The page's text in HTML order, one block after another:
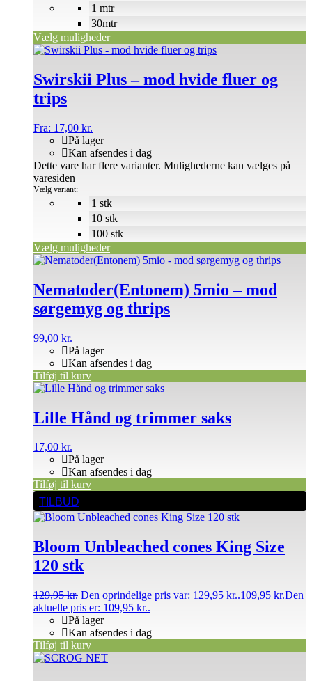
Vælg muligheder
1 mtr
30mtr
Swirskii Plus – mod hvide fluer og
trips
Fra: 17,00 kr.
På lager
Kan afsendes i dag
Vælg variant:
Vælg muligheder
Dette vare har flere varianter. Mulighederne kan vælges på
varesiden
1 stk
10 stk
100 stk
Nematoder(Entonem) 5mio – mod
sørgemyg og thrips
99,00 kr.
På lager
Kan afsendes i dag
Tilføj til kurv
Lille Hånd og trimmer saks
17,00 kr.
På lager
Kan afsendes i dag
Tilføj til kurv
TILBUD
Bloom Unbleached cones King Size
120 stk
129,95kr. Den oprindelige pris var: 129,95 kr..109,95 kr.Den
aktuelle pris er: 109,95 kr..
På lager
Kan afsendes i dag
Tilføj til kurv